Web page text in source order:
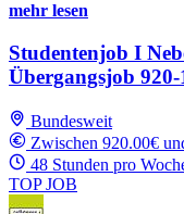
mehr lesen
Studentenjob I
Übergangsjob 920-
Bundesweit
Zwischen 920.00€
48 Stunden pro
TOP JOB